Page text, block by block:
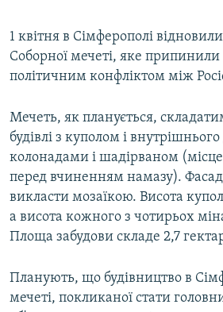
1 квітня в Сімферополі
Соборної мечеті, яке припинили
політичним конфліктом між
Мечеть, як планується,
будівлі з куполом і внутрішнього
колонадами і шадірваном
перед вчиненням намазу). Фасад
викласти мозаїкою. Висота
а висота кожного з чотирьох
Площа забудови складе 2,7
Планують, що будівництво в
мечеті, покликаної стати